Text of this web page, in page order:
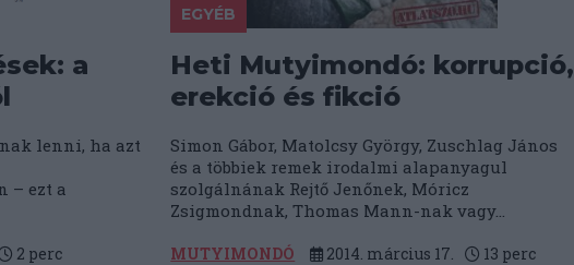
a
lenni, ha azt
– ezt a
2 perc
EGYÉB
Heti Mutyimondó: korrupció,
erekció és fikció
Simon Gábor, Matolcsy György, Zuschlag János
és a többiek remek irodalmi alapanyagul
szolgálnának Rejtő Jenőnek, Móricz
Zsigmondnak, Thomas Mann-nak vagy...
MUTYIMONDÓ 2014. március 17. 13 perc